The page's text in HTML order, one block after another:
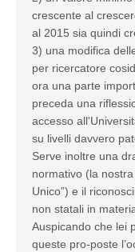
crescente al
al 2015 sia quindi
3) una modifica
per ricercatore
ora una parte
preceda una
accesso
su livelli davvero
Serve inoltre una
normativo (la
Unico”) e il
non statali in
Auspicando che lei
queste pro-poste